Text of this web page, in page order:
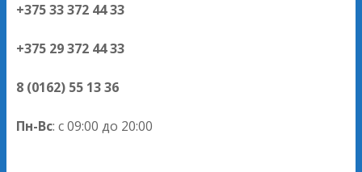
+375 33 372 44 33
+375 29 372 44 33
8 (0162) 55 13 36
Пн-Вс: с 09:00 до 20:00